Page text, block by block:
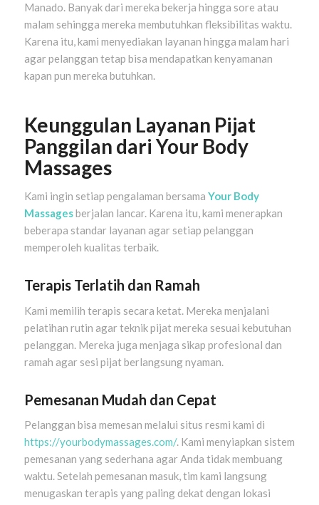
Manado. Banyak dari mereka bekerja hingga sore atau
malam sehingga mereka membutuhkan fleksibilitas waktu.
Karena itu, kami menyediakan layanan hingga malam hari
agar pelanggan tetap bisa mendapatkan kenyamanan
kapan pun mereka butuhkan.
Keunggulan Layanan Pijat
Panggilan dari Your Body
Massages
Kami ingin setiap pengalaman bersama Your Body
Massagesberjalan lancar. Karena itu, kami menerapkan
beberapa standar layanan agar setiap pelanggan
memperoleh kualitas terbaik.
Terapis Terlatih dan Ramah
Kami memilih terapis secara ketat. Mereka menjalani
pelatihan rutin agar teknik pijat mereka sesuai kebutuhan
pelanggan. Mereka juga menjaga sikap profesional dan
ramah agar sesi pijat berlangsung nyaman.
Pemesanan Mudah dan Cepat
Pelanggan bisa memesan melalui situs resmi kami di
https://yourbodymassages.com/. Kami menyiapkan sistem
pemesanan yang sederhana agar Anda tidak membuang
waktu. Setelah pemesanan masuk, tim kami langsung
menugaskan terapis yang paling dekat dengan lokasi